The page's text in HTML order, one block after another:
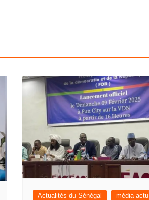
Actualités du Sénégal
média actu